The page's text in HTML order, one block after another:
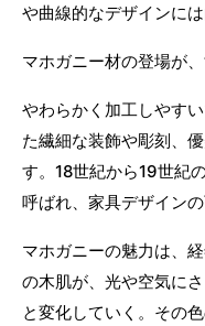
や曲線的なデザインに
マホガニー材の登場が
やわらかく加工しやす
た繊細な装飾や彫刻、
す。18世紀から19世紀
呼ばれ、家具デザイン
マホガニーの魅力は、
の木肌が、光や空気に
と変化していく。その